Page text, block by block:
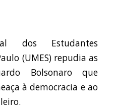
dos Estudantes
(UMES) repudia as
Bolsonaro que
à democracia e ao